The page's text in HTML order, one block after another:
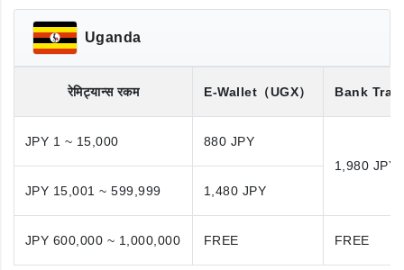
Uganda
रेमिट्यान्स रकम E-Wallet （UGX） Bank
JPY 1 ~ 15,000
880 JPY
1,980 JPY
JPY 15,001 ~ 599,999
1,480 JPY
JPY 600,000 ~ 1,000,000 FREE FREE